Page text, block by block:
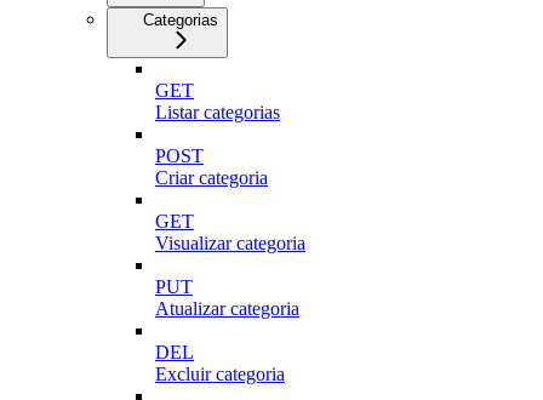
Categorias
GET
Listar categorias
POST
Criar categoria
GET
Visualizar categoria
PUT
Atualizar categoria
DEL
Excluir categoria